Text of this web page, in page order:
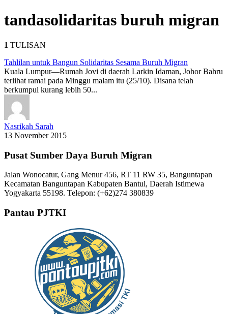
tandasolidaritas buruh migran
1 TULISAN
Tahlilan untuk Bangun Solidaritas Sesama Buruh Migran
Kuala Lumpur—Rumah Jovi di daerah Larkin Idaman, Johor Bahru
terlihat ramai pada Minggu malam itu (25/10). Disana telah
berkumpul kurang lebih 50...
Nasrikah Sarah
13 November 2015
Pusat Sumber Daya Buruh Migran
Jalan Wonocatur, Gang Menur 456, RT 11 RW 35, Banguntapan
Kecamatan Banguntapan Kabupaten Bantul, Daerah Istimewa
Yogyakarta 55198. Telepon: (+62)274 380839
Pantau PJTKI